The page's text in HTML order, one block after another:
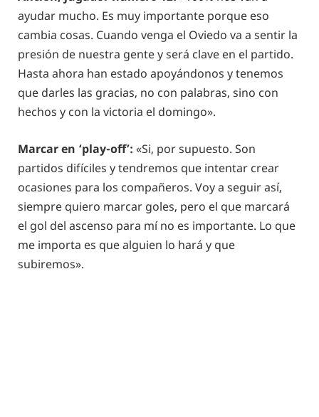
ayudar mucho. Es muy importante porque eso
cambia cosas. Cuando venga el Oviedo va a sentir la
presión de nuestra gente y será clave en el partido.
Hasta ahora han estado apoyándonos y tenemos
que darles las gracias, no con palabras, sino con
hechos y con la victoria el domingo».
Marcar en ‘play-off’: «Si, por supuesto. Son
partidos difíciles y tendremos que intentar crear
ocasiones para los compañeros. Voy a seguir así,
siempre quiero marcar goles, pero el que marcará
el gol del ascenso para mí no es importante. Lo que
me importa es que alguien lo hará y que
subiremos».